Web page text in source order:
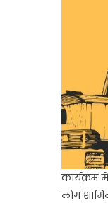
कार्यक्रम
लोग